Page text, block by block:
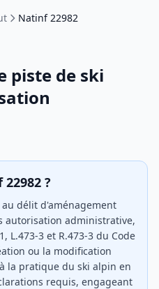
Natinf 22982
piste de ski
?
délit d'aménagement
autorisation administrative,
L.473-3 et R.473-3 du Code
ou la modification
la pratique du ski alpin en
requis, engageant